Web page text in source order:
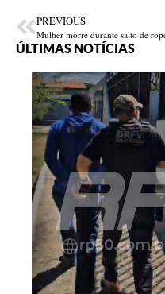
PREVIOUS
ÚLTIMAS NOTÍCIAS